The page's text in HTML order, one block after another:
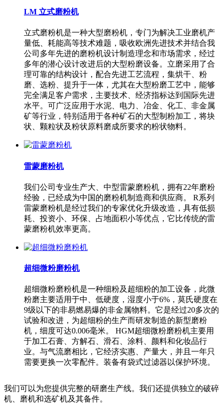
LM 立式磨粉机
立式磨粉机是一种大型磨粉机，专门为解决工业磨机产
量低、耗能高等技术难题，吸收欧洲先进技术并结合我
公司多年先进的磨粉机设计制造理念和市场需求，经过
多年的潜心设计改进后的大型粉磨设备。立磨采用了合
理可靠的结构设计，配合先进工艺流程，集烘干、粉
磨、选粉、提升于一体，尤其在大型粉磨工艺中，能够
完全满足客户需求，主要技术、经济指标达到国际先进
水平。可广泛应用于水泥、电力、冶金、化工、非金属
矿等行业，特别适用于各种矿石的大型制粉加工，将块
状、颗粒状及粉状原料磨成所要求的粉状物料。
雷蒙磨粉机
我们公司专业生产大、中型雷蒙磨粉机，拥有22年磨粉
经验，已经成为中国的磨粉机制造商和供应商。 R系列
雷蒙磨粉机是经过我们的专家优化升级改造，具有低损
耗、投资小、环保、占地面积小等优点，它比传统的雷
蒙磨粉机效率更高。
超细微粉磨粉机
超细微粉磨粉机是一种细粉及超细粉的加工设备，此微
粉磨主要适用于中、低硬度，湿度小于6%，莫氏硬度在
9级以下的非易燃易爆的非金属物料。它是经过20多次的
试验和改进，为超细粉的生产而研发制造的新型磨粉
机，细度可达0.006毫米。 HGM超细微粉磨粉机主要用
于加工石膏、方解石、滑石、涂料、颜料和化妆品行
业。与气流磨相比，它经济实惠、产量大，并且一年只
需要更换一次零配件。装备有袋式过滤器以保护环境。
我们可以为您提供完整的研磨生产线。我们还提供独立的破碎
机、磨机和选矿机及其备件。